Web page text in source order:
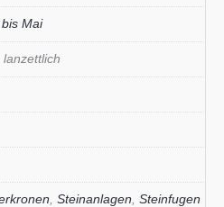
Mai
lanzettlich
Steinanlagen Steinfugen